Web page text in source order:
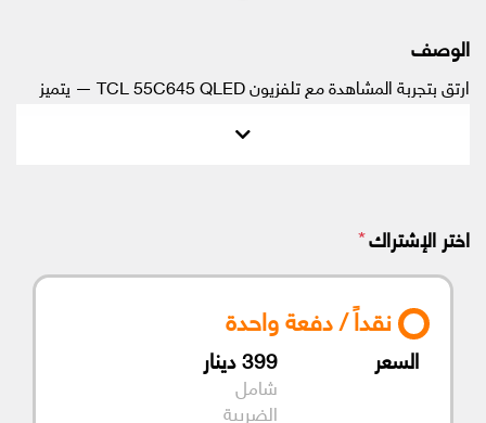
الوصف
ارتقِ بتجربة المشاهدة مع تلفزيون TCL 55C645 QLED — يتميز
هذا الطراز بين الصور الغامرة والمزايا المتطورة للألعاب والبث والترفيه
اختر الإشتراك*
نقداً / دفعة واحدة
السعر 399دينار
شامل
الضريبة